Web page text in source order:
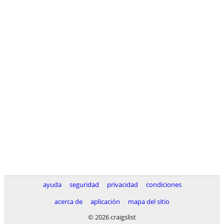
ayuda seguridad privacidad
condiciones
acerca de
aplicación
mapa del sitio
© 2026 craigslist